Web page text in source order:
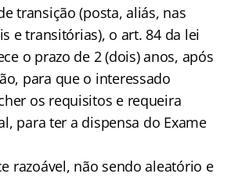
transição (posta, aliás, nas
e transitórias), o art. 84 da lei
o prazo de 2 (dois) anos, após
para que o interessado
os requisitos e requeira
para ter a dispensa do Exame
razoável, não sendo aleatório e